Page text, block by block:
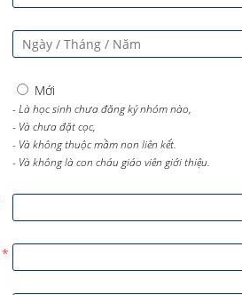
Mới
- Là học sinh chưa đăng ký nhóm nào,
- Và chưa đặt cọc,
- Và không thuộc mầm non liên kết.
- Và không là con cháu giáo viên giới thiệu.
*